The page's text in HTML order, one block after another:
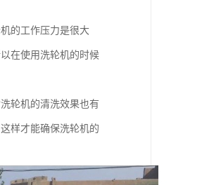
的工作压力是很大
在使用洗轮机的时候
轮机的清洗效果也有
样才能确保洗轮机的